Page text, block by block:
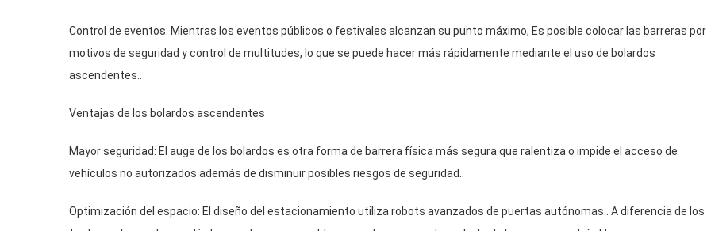
Control de eventos: Mientras los eventos públicos o festivales alcanzan su punto máximo, Es posible colocar las barreras por
motivos de seguridad y control de multitudes, lo que se puede hacer más rápidamente mediante el uso de bolardos
ascendentes..
Ventajas de los bolardos ascendentes
Mayor seguridad: El auge de los bolardos es otra forma de barrera física más segura que ralentiza o impide el acceso de
vehículos no autorizados además de disminuir posibles riesgos de seguridad..
Optimización del espacio: El diseño del estacionamiento utiliza robots avanzados de puertas autónomas.. A diferencia de los